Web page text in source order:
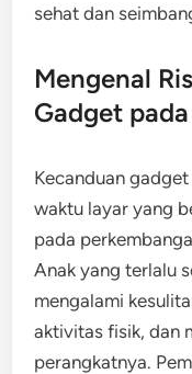
sehat dan
Mengenal
Gadget
Kecanduan
waktu layar yang
pada
Anak yang terlalu
mengalami
aktivitas fisik, dan
perangkatnya.